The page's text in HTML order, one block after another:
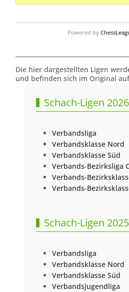
Powered by
Die hier dargestellten Ligen
und befinden sich im Original
Schach-Ligen
Verbandsliga
Verbandsklasse Nord
Verbandsklasse Süd
Verbands-Bezirksliga
Verbands-
Verbands-
Schach-Ligen
Verbandsliga
Verbandsklasse Nord
Verbandsklasse Süd
Verbandsjugendliga